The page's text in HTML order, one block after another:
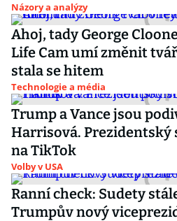
Názory a analýzy
Ahoj, tady George
Life Cam umí změnit
stala se hitem
Technologie a média
Trump a Vance jsou
Harrisová. Prezidentský
na TikTok
Volby v USA
Ranní check: Sudety
Trumpův nový